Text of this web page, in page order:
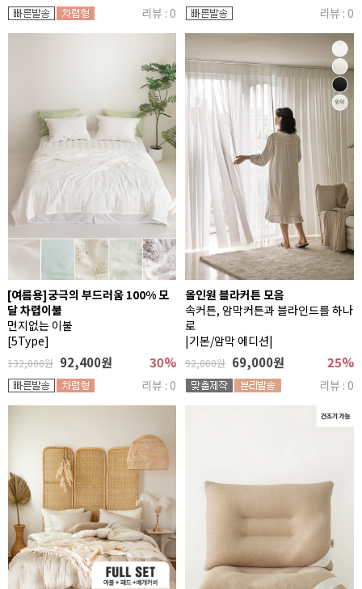
리뷰 : 0 리뷰 : 0
[여름용]궁극의 부드러움 100% 모
달 차렵이불
먼지없는 이불
[5Type]
132,000원 92,400원 30%
리뷰 : 0
올인원 블라커튼 모음
속커튼, 암막커튼과 블라인드를 하나
로
|기본/암막 에디션|
92,000원 69,000원 25%
리뷰 : 0